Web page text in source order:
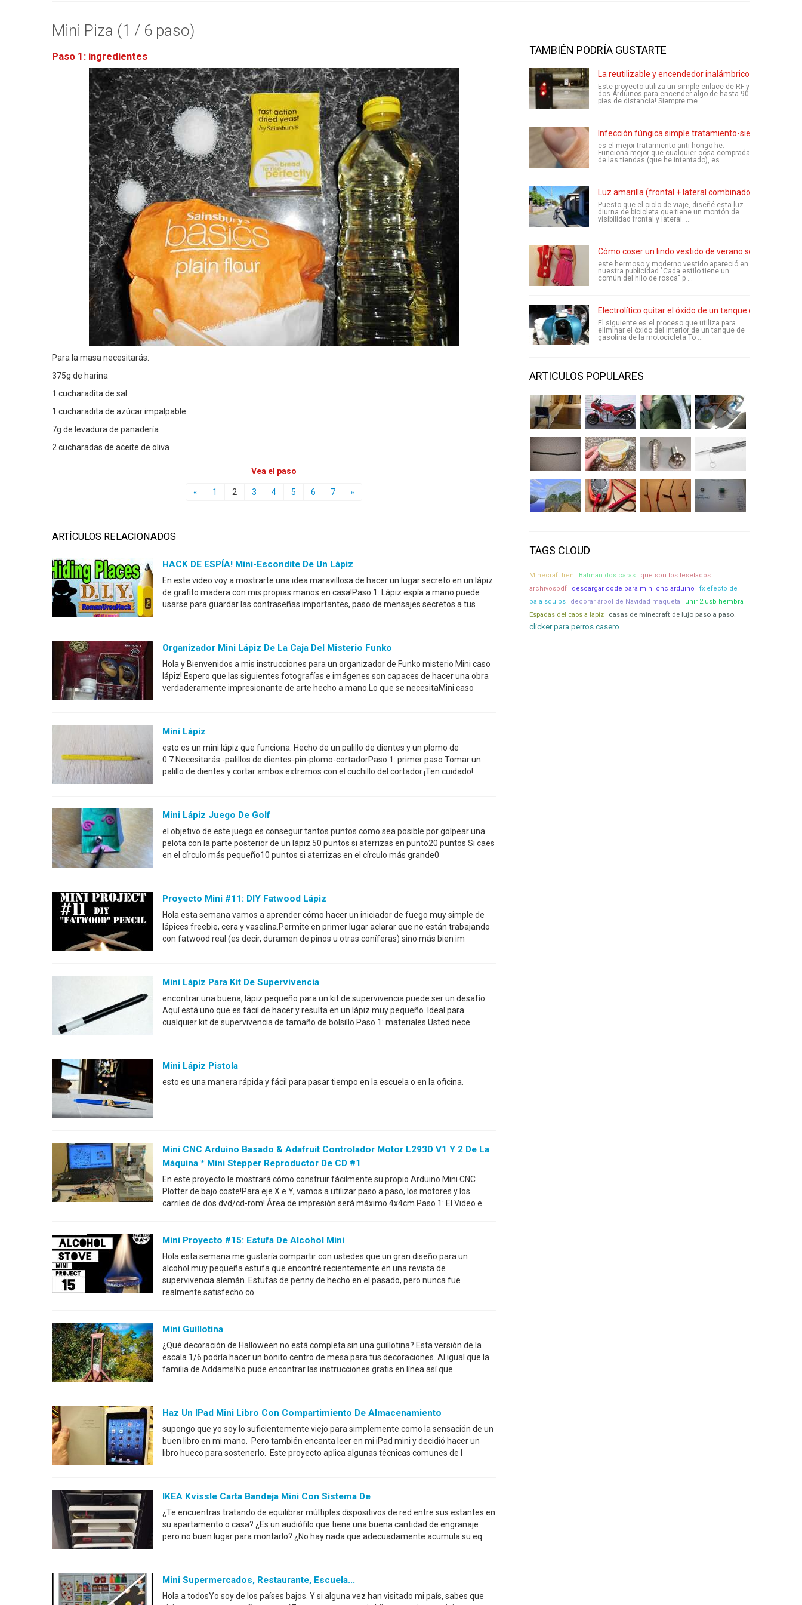
Mini Piza (1 / 6 paso)
Paso 1: ingredientes
Para la masa necesitarás:
375g de harina
1 cucharadita de sal
1 cucharadita de azúcar impalpable
7g de levadura de panadería
2 cucharadas de aceite de oliva
Vea el paso
« 1 2 3 4 5 6 7 »
ARTÍCULOS RELACIONADOS
HACK DE ESPÍA! Mini-Escondite De Un Lápiz
En este video voy a mostrarte una idea maravillosa de hacer un lugar secreto en un lápiz
de grafito madera con mis propias manos en casa!Paso 1: Lápiz espía a mano puede
usarse para guardar las contraseñas importantes, paso de mensajes secretos a tus
Organizador Mini Lápiz De La Caja Del Misterio Funko
Hola y Bienvenidos a mis instrucciones para un organizador de Funko misterio Mini caso
lápiz! Espero que las siguientes fotografías e imágenes son capaces de hacer una obra
verdaderamente impresionante de arte hecho a mano.Lo que se necesitaMini caso
Mini Lápiz
esto es un mini lápiz que funciona. Hecho de un palillo de dientes y un plomo de
0.7.Necesitarás:-palillos de dientes-pin-plomo-cortadorPaso 1: primer paso Tomar un
palillo de dientes y cortar ambos extremos con el cuchillo del cortador.¡Ten cuidado!
Mini Lápiz Juego De Golf
el objetivo de este juego es conseguir tantos puntos como sea posible por golpear una
pelota con la parte posterior de un lápiz.50 puntos si aterrizas en punto20 puntos Si caes
en el círculo más pequeño10 puntos si aterrizas en el círculo más grande0
Proyecto Mini #11: DIY Fatwood Lápiz
Hola esta semana vamos a aprender cómo hacer un iniciador de fuego muy simple de
lápices freebie, cera y vaselina.Permite en primer lugar aclarar que no están trabajando
con fatwood real (es decir, duramen de pinos u otras coníferas) sino más bien im
Mini Lápiz Para Kit De Supervivencia
encontrar una buena, lápiz pequeño para un kit de supervivencia puede ser un desafío.
Aquí está uno que es fácil de hacer y resulta en un lápiz muy pequeño. Ideal para
cualquier kit de supervivencia de tamaño de bolsillo.Paso 1: materiales Usted nece
Mini Lápiz Pistola
esto es una manera rápida y fácil para pasar tiempo en la escuela o en la oficina.
Mini CNC Arduino Basado & Adafruit Controlador Motor L293D V1 Y 2 De La
Máquina * Mini Stepper Reproductor De CD #1
En este proyecto le mostrará cómo construir fácilmente su propio Arduino Mini CNC
Plotter de bajo coste!Para eje X e Y, vamos a utilizar paso a paso, los motores y los
carriles de dos dvd/cd-rom! Área de impresión será máximo 4x4cm.Paso 1: El Video e
Mini Proyecto #15: Estufa De Alcohol Mini
Hola esta semana me gustaría compartir con ustedes que un gran diseño para un
alcohol muy pequeña estufa que encontré recientemente en una revista de
supervivencia alemán. Estufas de penny de hecho en el pasado, pero nunca fue
realmente satisfecho co
Mini Guillotina
¿Qué decoración de Halloween no está completa sin una guillotina? Esta versión de la
escala 1/6 podría hacer un bonito centro de mesa para tus decoraciones. Al igual que la
familia de Addams!No pude encontrar las instrucciones gratis en línea así que
Haz Un IPad Mini Libro Con Compartimiento De Almacenamiento
supongo que yo soy lo suficientemente viejo para simplemente como la sensación de un
buen libro en mi mano. Pero también encanta leer en mi iPad mini y decidió hacer un
libro hueco para sostenerlo. Este proyecto aplica algunas técnicas comunes de l
IKEA Kvissle Carta Bandeja Mini Con Sistema De
¿Te encuentras tratando de equilibrar múltiples dispositivos de red entre sus estantes en
su apartamento o casa? ¿Es un audiófilo que tiene una buena cantidad de engranaje
pero no buen lugar para montarlo? ¿No hay nada que adecuadamente acumula su eq
Mini Supermercados, Restaurante, Escuela...
Hola a todosYo soy de los países bajos. Y si alguna vez han visitado mi país, sabes que
TAMBIÉN PODRÍA GUSTARTE
La reutilizable y encendedor inalámbrico
Este proyecto utiliza un simple enlace de RF y
dos Arduinos para encender algo de hasta 90
pies de distancia! Siempre me ...
Infección fúngica simple tratamiento-siempre
es el mejor tratamiento anti hongo he.
Funciona mejor que cualquier cosa comprada
de las tiendas (que he intentado), es ...
Luz amarilla (frontal + lateral combinado) de alta
Puesto que el ciclo de viaje, diseñé esta luz
diurna de bicicleta que tiene un montón de
visibilidad frontal y lateral. ...
Cómo coser un lindo vestido de verano sol y hacer tu
este hermoso y moderno vestido apareció en
nuestra publicidad "Cada estilo tiene un
común del hilo de rosca" p ...
Electrolítico quitar el óxido de un tanque de Gas de
El siguiente es el proceso que utiliza para
eliminar el óxido del interior de un tanque de
gasolina de la motocicleta.To ...
ARTICULOS POPULARES
TAGS CLOUD
Minecraft tren Batman dos caras
que son los teselados
archivospdf
descargar code para mini cnc arduino
fx efecto de
bala squibs
decorar árbol de Navidad maqueta unir 2 usb hembra
Espadas del caos a lapiz casas de minecraft de lujo paso a paso.
clicker para perros casero